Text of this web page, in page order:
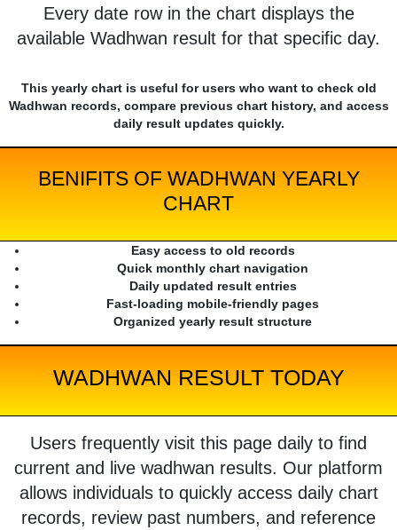
Every date row in the chart displays the
available Wadhwan result for that specific day.
This yearly chart is useful for users who want to check old
Wadhwan records, compare previous chart history, and access
daily result updates quickly.
BENIFITS OF WADHWAN YEARLY
CHART
Easy access to old records
Quick monthly chart navigation
Daily updated result entries
Fast-loading mobile-friendly pages
Organized yearly result structure
WADHWAN RESULT TODAY
Users frequently visit this page daily to find
current and live wadhwan results. Our platform
allows individuals to quickly access daily chart
records, review past numbers, and reference